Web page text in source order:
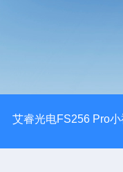
艾睿光电FS256 Pro